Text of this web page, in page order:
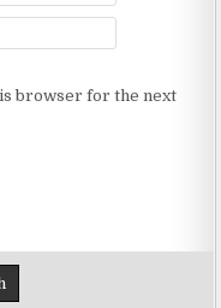
browser for the next